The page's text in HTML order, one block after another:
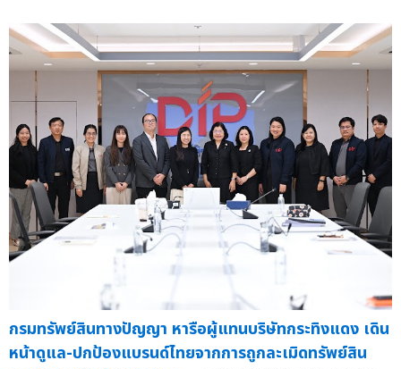
กรมทรัพย์สินทางปัญญา หารือผู้แทนบริษัทกระทิงแดง เดิน
หน้าดูแล-ปกป้องแบรนด์ไทยจากการถูกละเมิดทรัพย์สิน